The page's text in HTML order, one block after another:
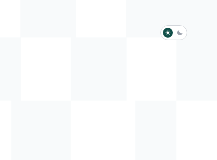
淺色模式
深色模式